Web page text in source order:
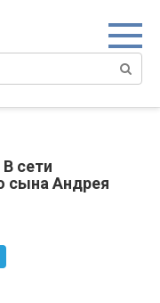
сети
сына Андрея